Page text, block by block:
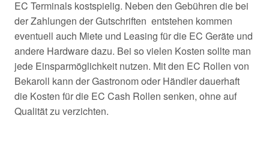
EC Terminals kostspielig. Neben den Gebühren die bei
der Zahlungen der Gutschriften entstehen kommen
eventuell auch Miete und Leasing für die EC Geräte und
andere Hardware dazu. Bei so vielen Kosten sollte man
jede Einsparmöglichkeit nutzen. Mit den EC Rollen von
Bekaroll kann der Gastronom oder Händler dauerhaft
die Kosten für die EC Cash Rollen senken, ohne auf
Qualität zu verzichten.